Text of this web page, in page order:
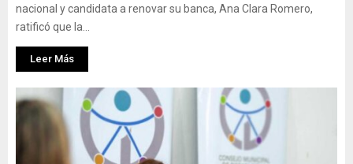
nacional y candidata a renovar su banca, Ana Clara Romero,
ratificó que la...
Leer Más